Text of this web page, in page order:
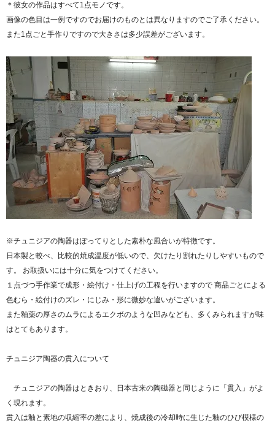
＊彼女の作品はすべて1点モノです。
画像の色目は一例ですのでお届けのものとは異なりますのでご了承ください。
また1点ごと手作りですので大きさは多少誤差がございます。
※チュニジアの陶器はぽってりとした素朴な風合いが特徴です。
日本製と較べ、比較的焼成温度が低いので、欠けたり割れたりしやすいもので
す。 お取扱いには十分に気をつけてください。
１点づつ手作業で成形・絵付け・仕上げの工程を行いますので 商品ごとによる
色むら・絵付けのズレ・にじみ・形に微妙な違いがございます。
また釉薬の厚さのムラによるエクボのような凹みなども、多くみられますが味
はとてもあります。
チュニジア陶器の貫入について
チュニジアの陶器はときおり、日本古来の陶磁器と同じように「貫入」がよ
く現れます。
貫入は釉と素地の収縮率の差により、焼成後の冷却時に生じた釉のひび模様の